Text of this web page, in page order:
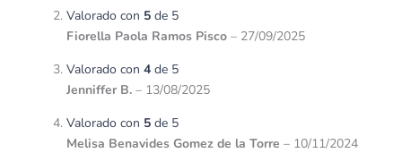
Valorado con 5 de 5
Fiorella Paola Ramos Pisco – 27/09/2025
Valorado con 4 de 5
Jenniffer B. – 13/08/2025
Valorado con 5 de 5
Melisa Benavides Gomez de la Torre – 10/11/2024